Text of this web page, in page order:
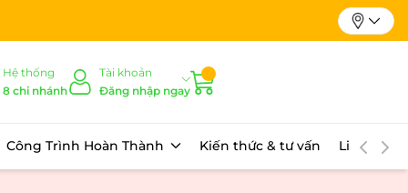
Hệ thống
8 chi nhánh
Tài khoản
Đăng nhập ngay
Công Trình Hoàn Thành Kiến thức & tư vấn Liên hệ